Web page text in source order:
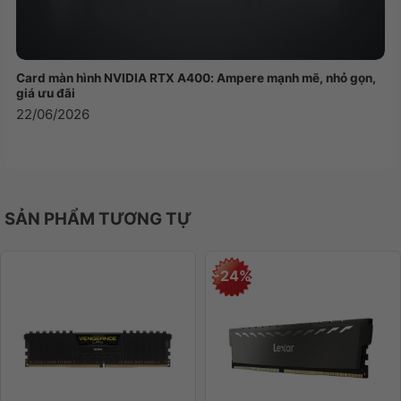
Card màn hình NVIDIA RTX A400: Ampere mạnh mẽ, nhỏ gọn,
giá ưu đãi
22/06/2026
SẢN PHẨM TƯƠNG TỰ
-24%